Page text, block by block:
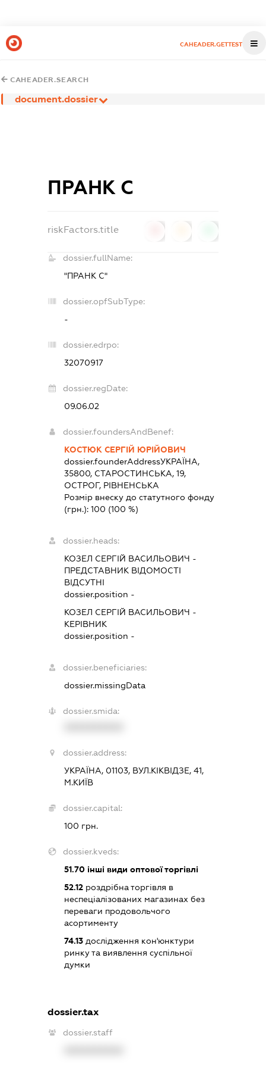
CAHEADER.GETTEST
CAHEADER.SEARCH
document.dossier
ПРАНК С
riskFactors.title
dossier.fullName:
"ПРАНК С"
dossier.opfSubType:
-
dossier.edrpo:
32070917
dossier.regDate:
09.06.02
dossier.foundersAndBenef:
КОСТЮК СЕРГІЙ ЮРІЙОВИЧ
dossier.founderAddressУКРАЇНА,
35800, СТАРОСТИНСЬКА, 19,
ОСТРОГ, РІВНЕНСЬКА
Розмір внеску до статутного фонду
(грн.): 100 (100 %)
dossier.heads:
КОЗЕЛ СЕРГІЙ ВАСИЛЬОВИЧ -
ПРЕДСТАВНИКВІДОМОСТІ
ВІДСУТНІ
dossier.position -
КОЗЕЛ СЕРГІЙ ВАСИЛЬОВИЧ -
КЕРІВНИК
dossier.position -
dossier.beneficiaries:
dossier.missingData
dossier.smida:
dossier.address:
УКРАЇНА, 01103, ВУЛ.КІКВІДЗЕ, 41,
М.КИЇВ
dossier.capital:
100 грн.
dossier.kveds:
51.70інші види оптової торгівлі
52.12роздрібна торгівля в
неспеціалізованих магазинах без
переваги продовольчого
асортименту
74.13дослідження кон'юнктури
ринку та виявлення суспільної
думки
dossier.tax
dossier.staff